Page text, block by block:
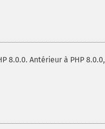
8.0.0. Antérieur à PHP 8.0.0,